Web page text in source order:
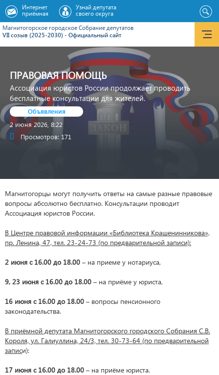
Магнитогорское городское Cобрание депутатов
VII созыв (2025-2030) - Официальный сайт
Интернет
приёмная
Узнай депутата
своего округа
ПРАВОВАЯ ПОМОЩЬ
Ассоциация юристов России продолжает проводить
бесплатные консультации для жителей.
Объявления
2 июня 2026, 8:22
Просмотров: 171
Магнитогорцы могут получить ответы на самые разные правовые
вопросы абсолютно бесплатно. Консультации проводит
Ассоциация юристов России.
В Центре правовой информации «Библиотека Крашенинникова»,
пр. Ленина, 47, тел. 23-24-73 (по предварительной записи):
2 июня с 16.00 до 18.00 – на приеме у нотариуса,
9, 23 июня с 16.00 до 18.00 – на приёме у юриста,
16 июня с 16.00 до 18.00 – вопросы пенсионного
законодательства.
В приёмной депутата Магнитогорского городского Собрания С.В.
Короля, ул. Галиуллина, 24/3, тел. 30-73-64 (по предварительной
записи):
17 июня с 16.00 до 18.00 – на приёме юриста.